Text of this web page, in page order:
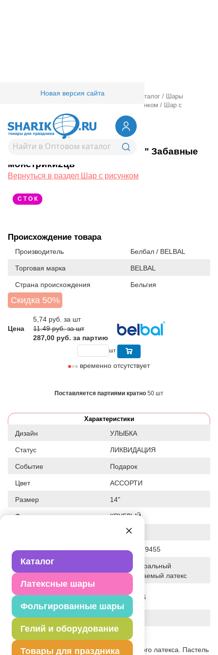
Каталог
Латексные шары
Фольгированные шары
Гелий и оборудование
Товары для праздника
Новая версия сайта
Товары для праздника/ Оптовый каталог /
Шары
Шар с рисунком /
Шар с
рисунком 14" Забавные монстрики2цв
1103-1946Шар с рисунком 14" Забавные
монстрики2цв
Вернуться в раздел Шар с рисунком
С Т О К
Происхождение товара
Производитель Белбал / BELBAL
Торговая марка BELBAL
Страна происхождения Бельгия
Скидка 50%
Цена
5,74 руб. за шт
11.49 руб. за шт
287,00 руб. за партию
шт
временно отсутствует
Поставляется партиями кратно 50 шт
Характеристики
Дизайн УЛЫБКА
Статус ЛИКВИДАЦИЯ
Событие Подарок
Цвет АССОРТИ
Размер 14"
Форма КРУГЛЫЙ
14"/36СМ
Штрих код 2905930079455
Исходный материал
100% натуральный
биоразлагаемый латекс
изменения элемента
27-07-2026
Вес 3.630 г
Описание товара
Высококачественный шар из натурального латекса. Пастель